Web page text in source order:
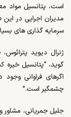
است، پتانسیل مواد
مدیران اجرایی در
سرمایه گذاری های
ژنرال دیوید
گوید، “پتانسیل خیره
اگرهای فراوانی
چشمگیر است.”
جلیل جمریانی، مشاور